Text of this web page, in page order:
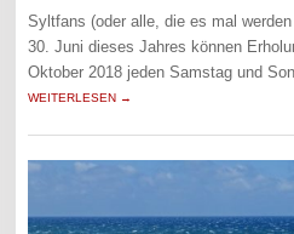
Syltfans (oder alle, die es mal
30. Juni dieses Jahres können
Oktober 2018 jeden Samstag und
WEITERLESEN →